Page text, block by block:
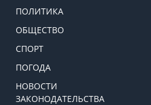
ПОЛИТИКА
ОБЩЕСТВО
СПОРТ
ПОГОДА
НОВОСТИ
ЗАКОНОДАТЕЛЬСТВА